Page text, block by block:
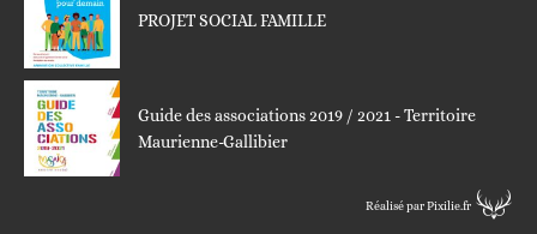
PROJET SOCIAL FAMILLE
Guide des associations 2019 / 2021 - Territoire
Maurienne-Gallibier
Réalisé par Pixilie.fr